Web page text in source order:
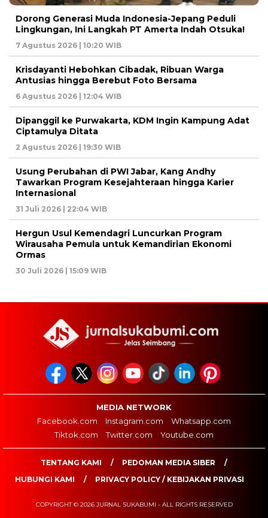
Dorong Generasi Muda Indonesia-Jepang Peduli
Lingkungan, Ini Langkah PT Amerta Indah Otsuka!
7 Agustus 2026 | 10:20 WIB
Krisdayanti Hebohkan Cibadak, Ribuan Warga
Antusias hingga Berebut Foto Bersama
6 Agustus 2026 | 12:04 WIB
Dipanggil ke Purwakarta, KDM Ingin Kampung Adat
Ciptamulya Ditata
2 Agustus 2026 | 19:30 WIB
Usung Perubahan di PWI Jabar, Kang Andhy
Tawarkan Program Kesejahteraan hingga Karier
Internasional
31 Juli 2026 | 22:04 WIB
Hergun Usul Kemendagri Luncurkan Program
Wirausaha Pemula untuk Kemandirian Ekonomi
Ormas
30 Juli 2026 | 15:09 WIB
MEDIA NETWORK
Facebook.com
Instagram.com
Whatsapp.com
Tiktok.com
Twitter.com Youtube.com
TENTANG KAMI
PEDOMAN MEDIA SIBER
HUBUNGI KAMI
PRIVACY POLICY / KEBIJAKAN PRIVASI
COPYRIGHT © 2026 JURNAL SUKABUMI - ALL RIGHTS RESERVED